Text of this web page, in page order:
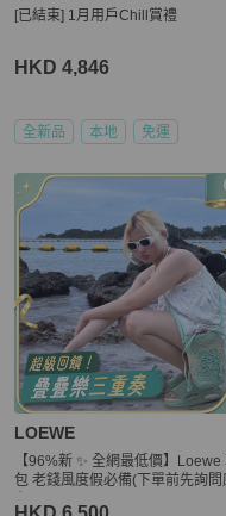
[已結束] 1月用戶Chill賞禮
HKD 4,846
全新品 本地 免運
LOEWE
【96%新 ✨ 全網最低價】Loewe
包 老錢風度假必備(下單前先詢問